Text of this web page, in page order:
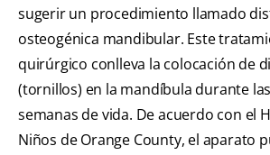
sugerir un procedimiento llamado
osteogénica mandibular. Este
quirúrgico conlleva la colocación de
(tornillos) en la mandíbula durante
semanas de vida. De acuerdo con el
Niños de Orange County, el aparato